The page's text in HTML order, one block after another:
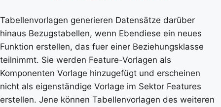
Tabellenvorlagen generieren Datensätze darüber
hinaus Bezugstabellen, wenn Ebendiese ein neues
Funktion erstellen, das fuer einer Beziehungsklasse
teilnimmt. Sie werden Feature-Vorlagen als
Komponenten Vorlage hinzugefügt und erscheinen
nicht als eigenständige Vorlage im Sektor Features
erstellen. Jene können Tabellenvorlagen des weiteren